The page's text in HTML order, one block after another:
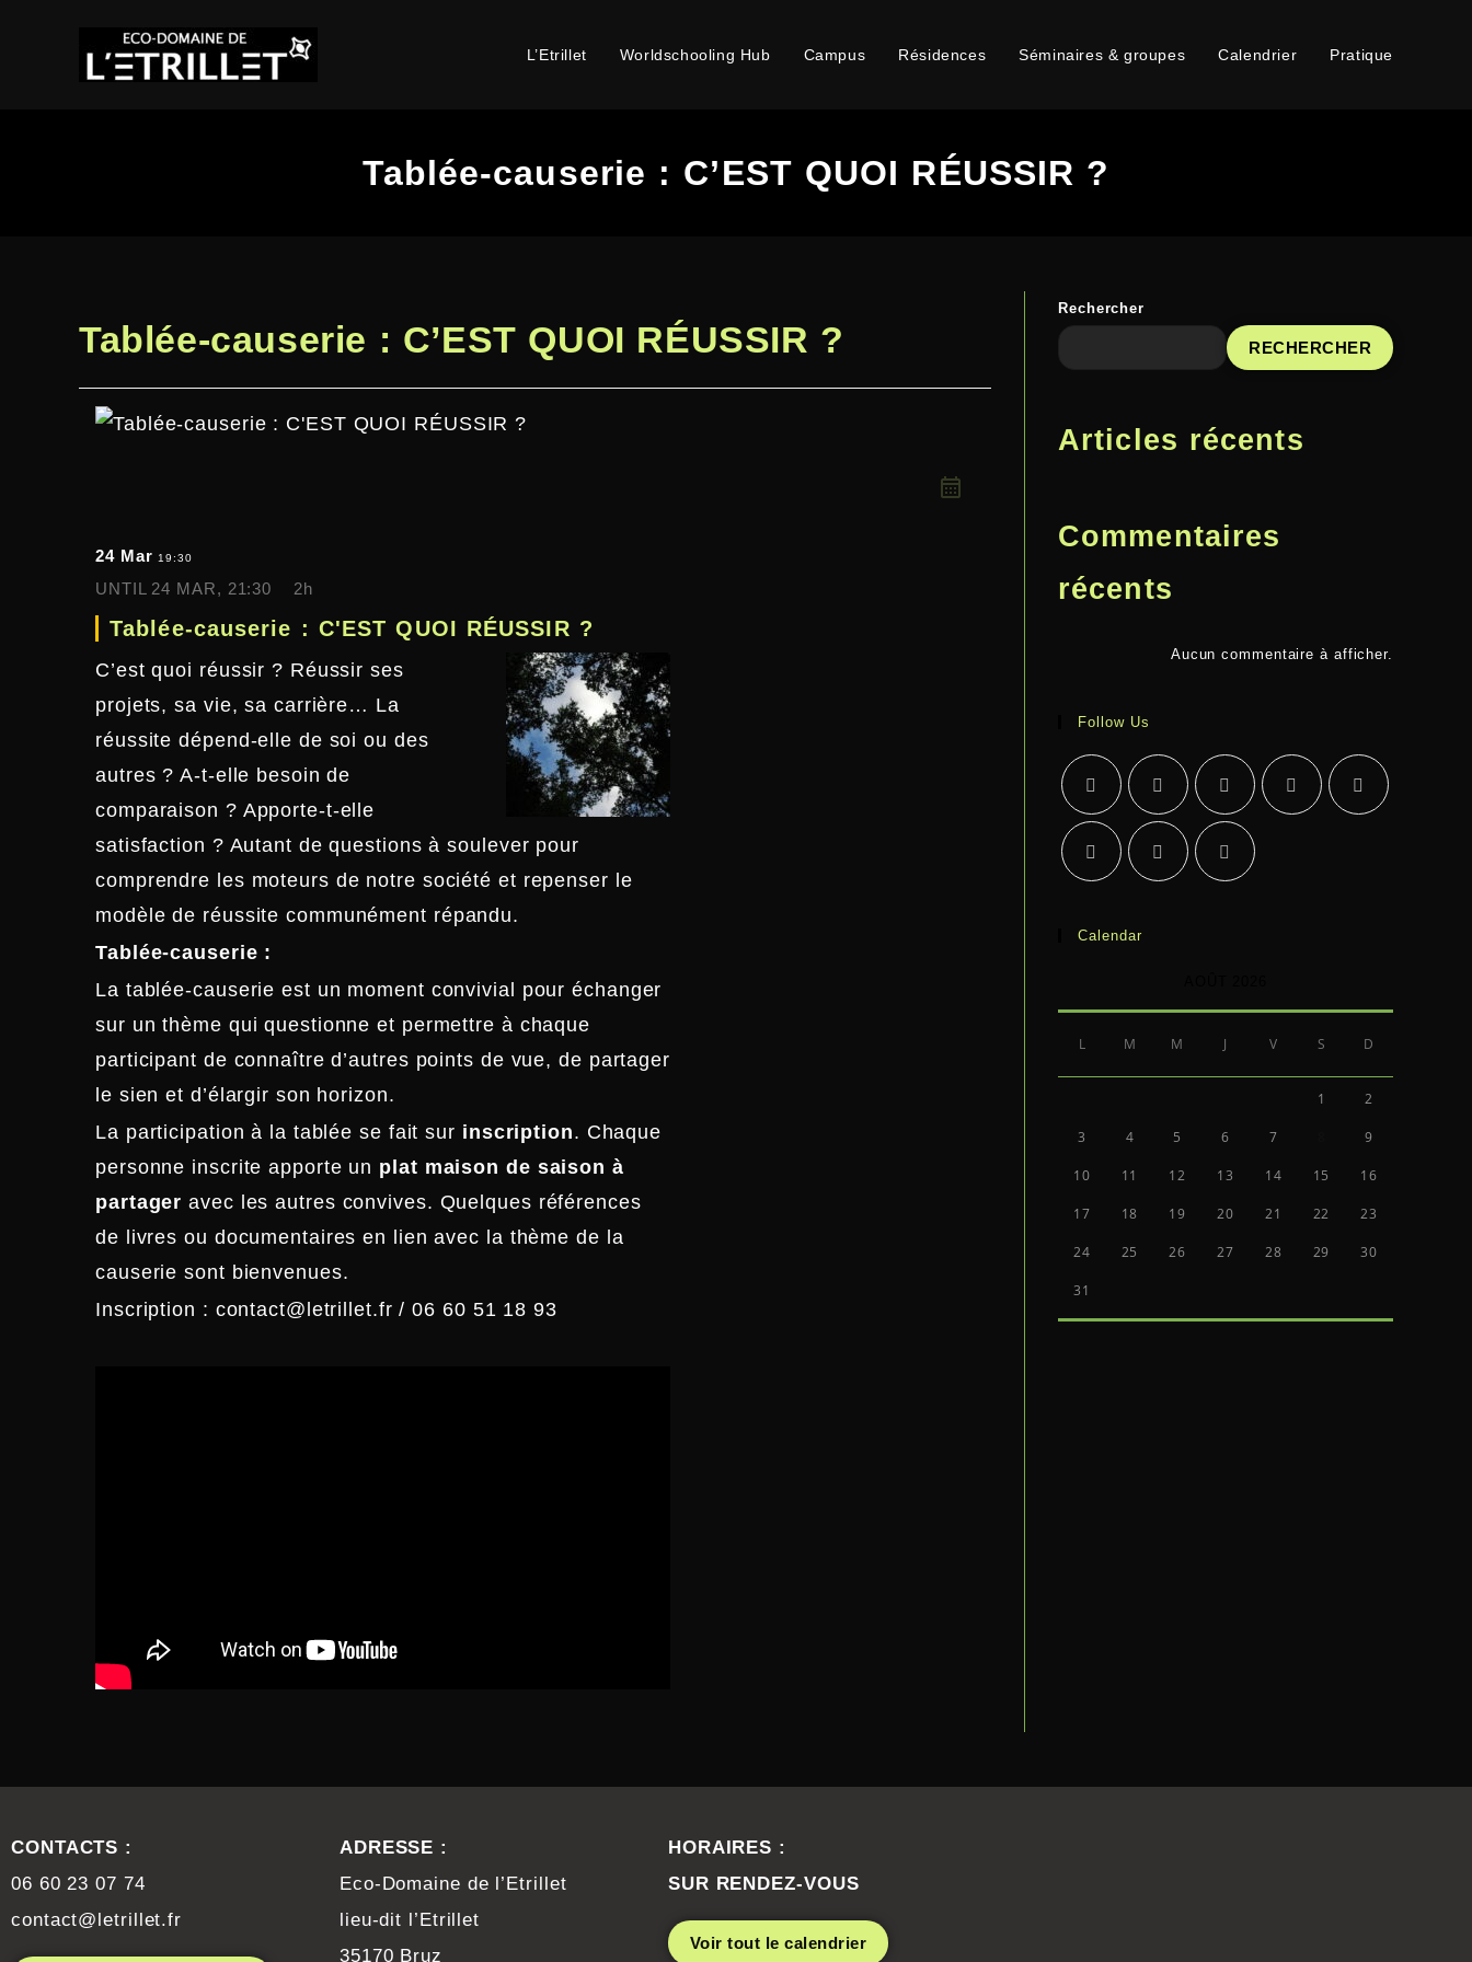
L’Etrillet Worldschooling Hub Campus Résidences Séminaires & groupes Calendrier Pratique
Tablée-causerie : C’EST QUOI RÉUSSIR ?
Tablée-causerie : C’EST QUOI RÉUSSIR ?
24 Mar 19:30
UNTIL24 MAR, 21:30 2h
Tablée-causerie : C'EST QUOI RÉUSSIR ?
C’est quoi réussir ? Réussir ses
projets, sa vie, sa carrière… La
réussite dépend-elle de soi ou des
autres ? A-t-elle besoin de
comparaison ? Apporte-t-elle
satisfaction ? Autant de questions à soulever pour
comprendre les moteurs de notre société et repenser le
modèle de réussite communément répandu.
Tablée-causerie :
La tablée-causerie est un moment convivial pour échanger
sur un thème qui questionne et permettre à chaque
participant de connaître d’autres points de vue, de partager
le sien et d’élargir son horizon.
La participation à la tablée se fait sur inscription. Chaque
personne inscrite apporte un plat maison de saison à
partager avec les autres convives. Quelques références
de livres ou documentaires en lien avec la thème de la
causerie sont bienvenues.
Inscription : contact@letrillet.fr / 06 60 51 18 93
Rechercher
RECHERCHER
Articles récents
Commentaires
récents
Aucun commentaire à afficher.
Follow Us
Calendar
L M M J V S D
1 2
3 4 5 6 7 9
10 11 12 13 14 15 16
17 18 19 20 21 22 23
24 25 26 27 28 29 30
31
CONTACTS :
06 60 23 07 74
contact@letrillet.fr
ADRESSE :
Eco-Domaine de l’Etrillet
lieu-dit l’Etrillet
35170 Bruz
HORAIRES :
SUR RENDEZ-VOUS
Voir tout le calendrier